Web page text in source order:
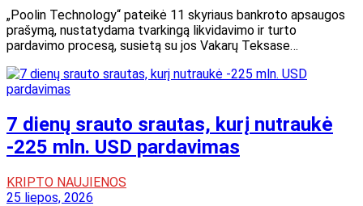
„Poolin Technology“ pateikė 11 skyriaus bankroto apsaugos
prašymą, nustatydama tvarkingą likvidavimo ir turto
pardavimo procesą, susietą su jos Vakarų Teksase…
7 dienų srauto srautas, kurį nutraukė
-225 mln. USD pardavimas
KRIPTO NAUJIENOS
25 liepos, 2026